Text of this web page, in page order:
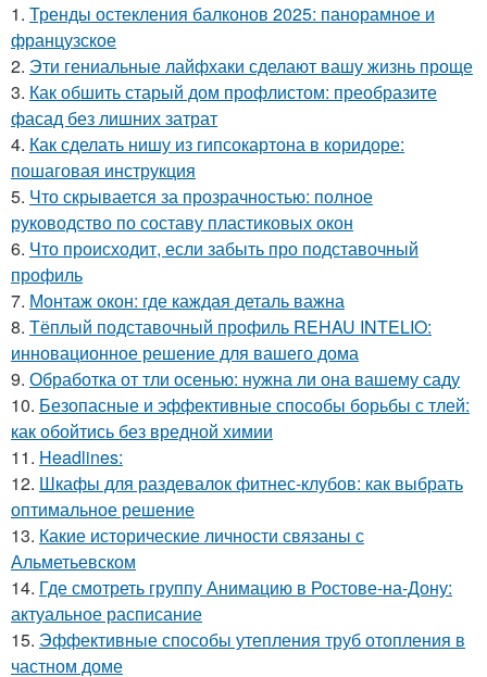
1. Тренды остекления балконов 2025: панорамное и
французское
2. Эти гениальные лайфхаки сделают вашу жизнь проще
3. Как обшить старый дом профлистом: преобразите
фасад без лишних затрат
4. Как сделать нишу из гипсокартона в коридоре:
пошаговая инструкция
5. Что скрывается за прозрачностью: полное
руководство по составу пластиковых окон
6. Что происходит, если забыть про подставочный
профиль
7. Монтаж окон: где каждая деталь важна
8. Тёплый подставочный профиль REHAU INTELIO:
инновационное решение для вашего дома
9. Обработка от тли осенью: нужна ли она вашему саду
10. Безопасные и эффективные способы борьбы с тлей:
как обойтись без вредной химии
11. Headlines:
12. Шкафы для раздевалок фитнес-клубов: как выбрать
оптимальное решение
13. Какие исторические личности связаны с
Альметьевском
14. Где смотреть группу Анимацию в Ростове-на-Дону:
актуальное расписание
15. Эффективные способы утепления труб отопления в
частном доме